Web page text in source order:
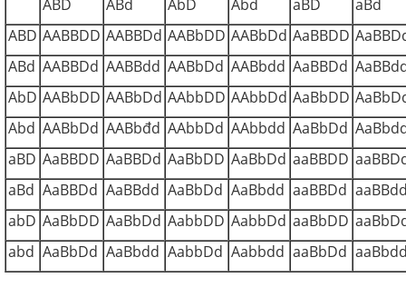
ABD
ABd AbD Abd aBD
aBd
ABD AABBDD AABBDd AABbDD AABbDd AaBBDD
ABd AABBDd AABBdd AABbDd AABbdd AaBBDd
AbD AABbDD AABbDd AAbbDD AAbbDd AaBbDD
Abd AABbDd AABbđd AAbbDd AAbbdd AaBbDd
aBD AaBBDD AaBBDd AaBbDD AaBbDd aaBBDD
aBd AaBBDd AaBBdd AaBbDd AaBbdd aaBBDd
abD AaBbDD AaBbDd AabbDD AabbDd aaBbDD
abd AaBbDd AaBbdd AabbDd Aabbdd aaBbDd